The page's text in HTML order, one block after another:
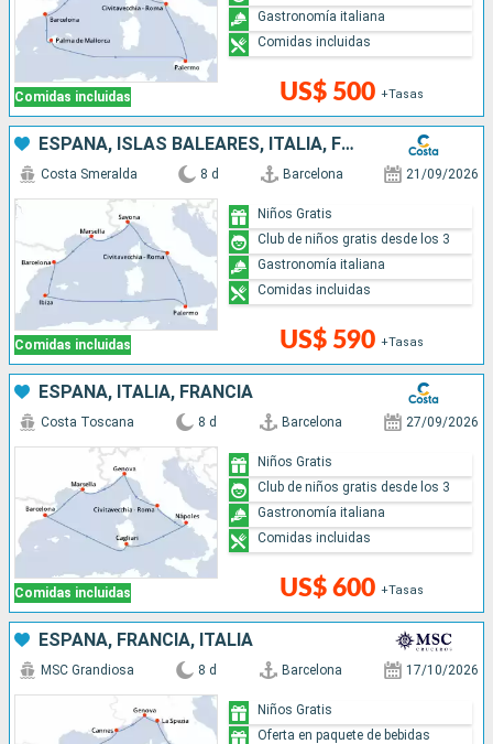
Comidas incluidas US$ 500 +Tasas
Gastronomía italiana
Comidas incluidas
ESPAÑA, ISLAS BALEARES, ITALIA, FRANCIA
Comidas incluidas
Costa Smeralda 8 d Barcelona 21/09/2026
US$ 590 +Tasas
Niños Gratis
Club de niños gratis desde los 3
Gastronomía italiana
Comidas incluidas
ESPAÑA, ITALIA, FRANCIA
Comidas incluidas
Costa Toscana 8 d Barcelona 27/09/2026
US$ 600 +Tasas
Niños Gratis
Club de niños gratis desde los 3
Gastronomía italiana
Comidas incluidas
ESPAÑA, FRANCIA, ITALIA
MSC Grandiosa 8 d Barcelona 17/10/2026
Niños Gratis
Oferta en paquete de bebidas